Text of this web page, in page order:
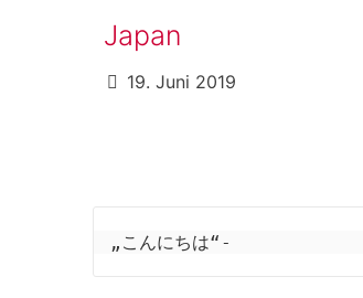
Japan
19. Juni 2019
„こんにちは“-